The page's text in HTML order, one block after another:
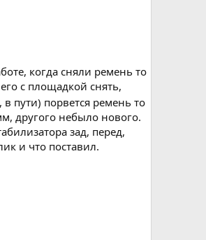
когда сняли ремень то
с площадкой снять,
в пути) порвется ремень то
другого небыло нового.
зад, перед,
и что поставил.